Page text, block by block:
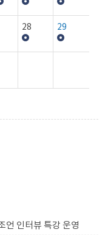
28 29
언 인터뷰 특강 운영